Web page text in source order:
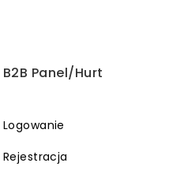
B2B Panel/Hurt
Logowanie
Rejestracja